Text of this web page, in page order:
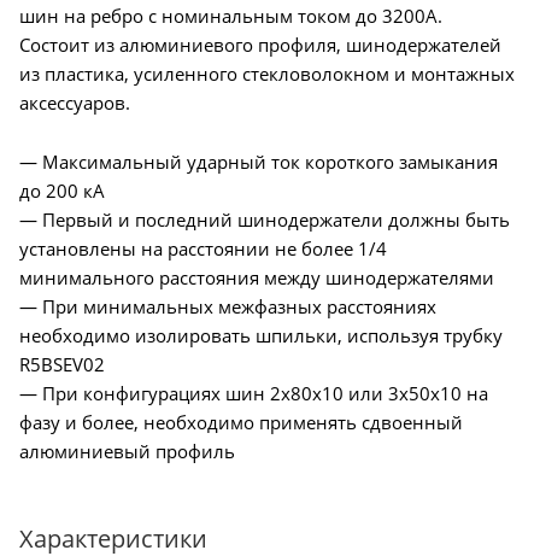
шин на ребро с номинальным током до 3200А.
Состоит из алюминиевого профиля, шинодержателей
из пластика, усиленного стекловолокном и монтажных
аксессуаров.
— Максимальный ударный ток короткого замыкания
до 200 кА
— Первый и последний шинодержатели должны быть
установлены на расстоянии не более 1/4
минимального расстояния между шинодержателями
— При минимальных межфазных расстояниях
необходимо изолировать шпильки, используя трубку
R5BSEV02
— При конфигурациях шин 2х80х10 или 3х50х10 на
фазу и более, необходимо применять сдвоенный
алюминиевый профиль
Характеристики